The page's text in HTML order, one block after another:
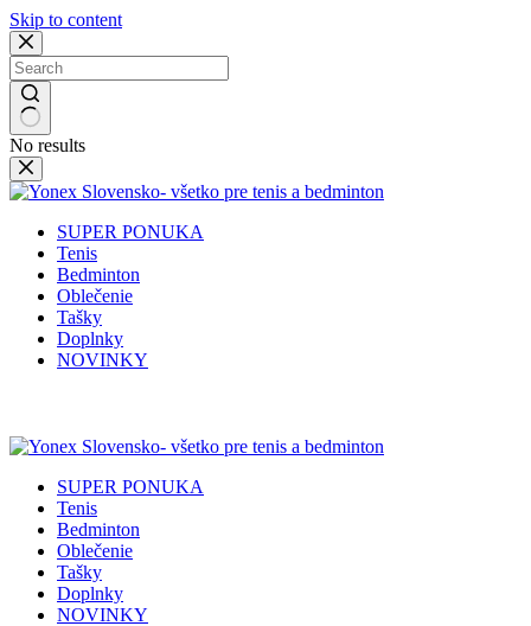
Skip to content
No results
SUPER PONUKA
Tenis
Bedminton
Oblečenie
Tašky
Doplnky
NOVINKY
SUPER PONUKA
Tenis
Bedminton
Oblečenie
Tašky
Doplnky
NOVINKY